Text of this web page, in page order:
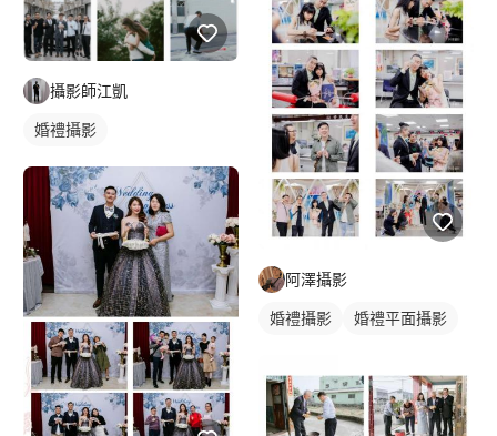
攝影師江凱
婚禮攝影
阿澤攝影
婚禮攝影 婚禮平面攝影